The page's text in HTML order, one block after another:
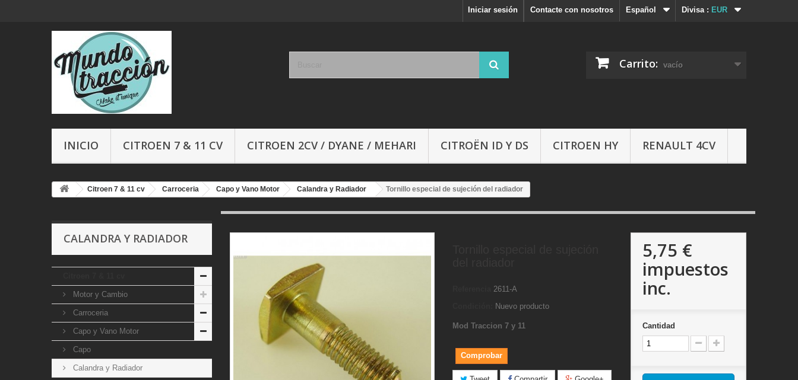
Divisa : EUR
Español
Contacte con nosotros
Iniciar sesión
Carrito: vacío
INICIO CITROEN 7 & 11 CV CITROEN 2CV / DYANE / MEHARI CITROËN ID Y DS CITROEN HY RENAULT 4CV
Citroen 7 & 11 cv Carroceria Capo y Vano Motor Calandra y Radiador Tornillo especial de sujeción del radiador
CALANDRA Y RADIADOR
Motor y Cambio
Carroceria
Capo y Vano Motor
Capo
Calandra y Radiador
2611-A
Nuevo producto
Mod Traccion 7 y 11
Comprobar
5,75 €
impuestos
inc.
Cantidad